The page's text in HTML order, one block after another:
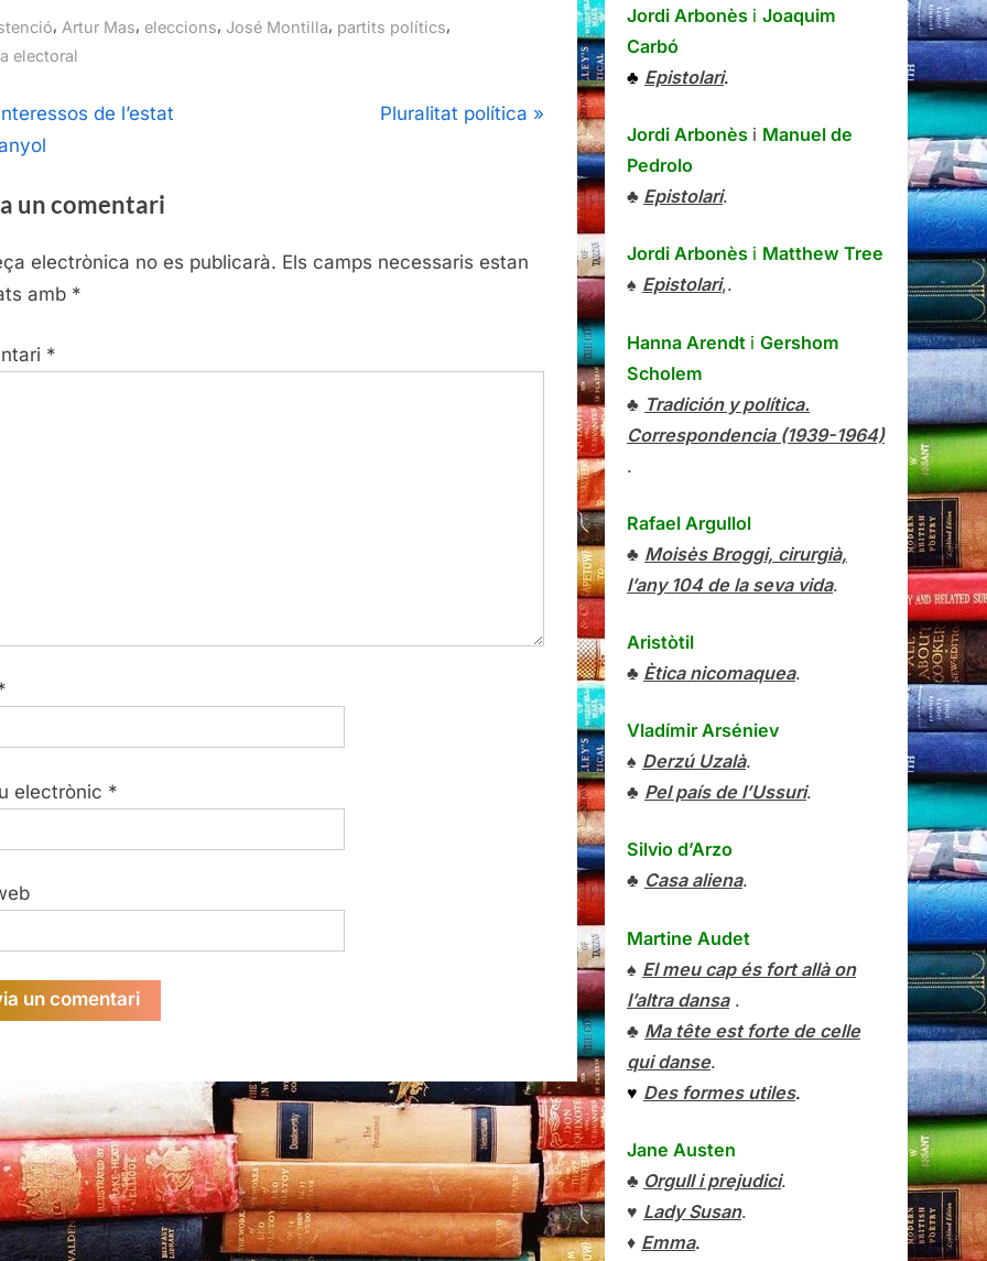
, Artur Mas, eleccions, José Montilla, partits polítics,
electoral
de l’estat
N
o
:
Pluralitat política
un comentari
electrònica no es publicarà. Els camps necessaris estan
amb *
*
electrònic *
Jordi Arbonès i Joaquim
Carbó
♣ Epistolari.
Jordi Arbonès i Manuel de
Pedrolo
♣ Epistolari.
Jordi Arbonès i Matthew Tree
♠ Epistolari,.
Hanna Arendt i Gershom
Scholem
♣ Tradición y política.
Correspondencia (1939-1964)
.
Rafael Argullol
♣ Moisès Broggi, cirurgià,
l’any 104 de la seva vida.
Aristòtil
♣ Ètica nicomaquea.
Vladímir Arséniev
♠ Derzú Uzalà.
♣ Pel país de l’Ussuri.
Silvio d’Arzo
♣ Casa aliena.
Martine Audet
♠ El meu cap és fort allà on
l’altra dansa.
♣ Ma tête est forte de celle
qui danse.
♥ Des formes utiles.
Jane Austen
♣ Orgull i prejudici.
♥ Lady Susan.
♦ Emma.